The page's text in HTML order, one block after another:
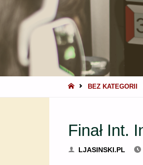
STRONA
BEZ KATEGORII
Finał Int.
LJASINSKI.PL